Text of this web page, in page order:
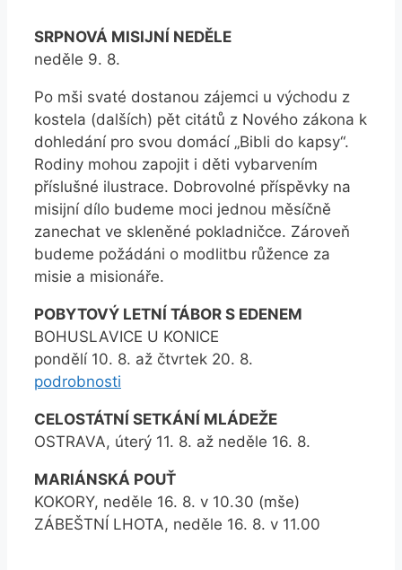
SRPNOVÁ MISIJNÍ NEDĚLE
neděle 9. 8.
Po mši svaté dostanou zájemci u východu z
kostela (dalších) pět citátů z Nového zákona k
dohledání pro svou domácí „Bibli do kapsy“.
Rodiny mohou zapojit i děti vybarvením
příslušné ilustrace. Dobrovolné příspěvky na
misijní dílo budeme moci jednou měsíčně
zanechat ve skleněné pokladničce. Zároveň
budeme požádáni o modlitbu růžence za
misie a misionáře.
POBYTOVÝ LETNÍ TÁBOR S EDENEM
BOHUSLAVICE U KONICE
pondělí 10. 8. až čtvrtek 20. 8.
podrobnosti
CELOSTÁTNÍ SETKÁNÍ MLÁDEŽE
OSTRAVA, úterý 11. 8. až neděle 16. 8.
MARIÁNSKÁ POUŤ
KOKORY, neděle 16. 8. v 10.30 (mše)
ZÁBEŠTNÍ LHOTA, neděle 16. 8. v 11.00